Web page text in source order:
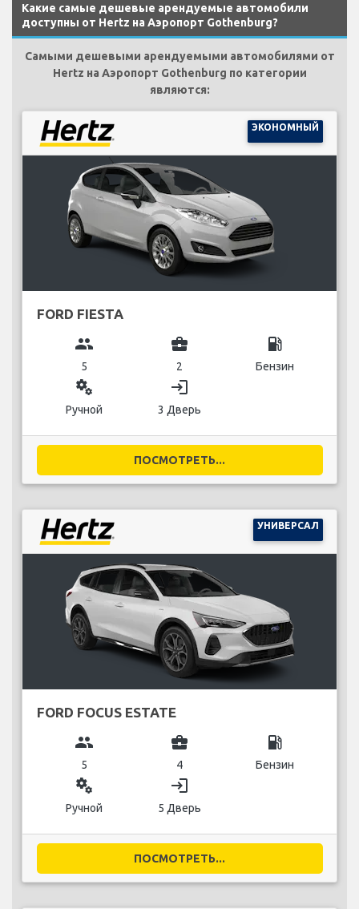
Какие самые дешевые арендуемые автомобили
доступны от Hertz на Аэропорт Gothenburg?
Самыми дешевыми арендуемыми автомобилями от
Hertz на Аэропорт Gothenburg по категории
являются:
ЭКОНОМНЫЙ
FORD FIESTA
group
5
business_center
2
local_gas_station
Бензин
miscellaneous_services
Ручной
login
3 Дверь
ПОСМОТРЕТЬ...
УНИВЕРСАЛ
FORD FOCUS ESTATE
group
5
business_center
4
local_gas_station
Бензин
miscellaneous_services
Ручной
login
5 Дверь
ПОСМОТРЕТЬ...